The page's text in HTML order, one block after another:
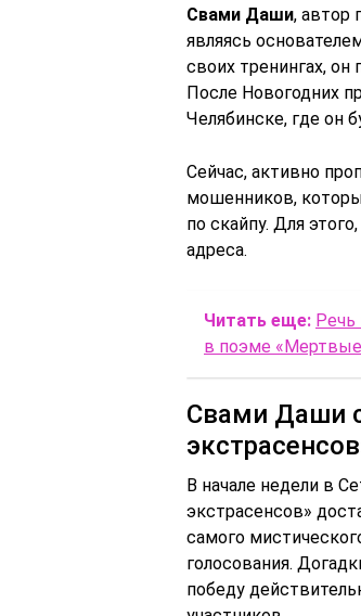
Свами Даши, автор
являясь
своих тренингах,
После Новогодних
Челябинске, где он
Сейчас, активно
мошенников,
по скайпу. Для
адреса.
Читать еще: Речь
в поэме
Свами Даши
В начале недели в
экстрасенсов»
самого
голосования.
победу